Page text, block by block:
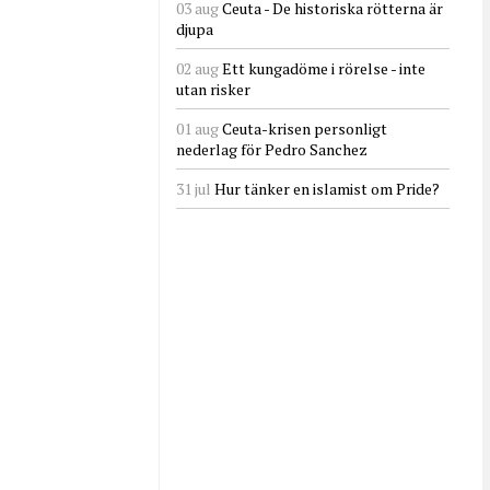
03 augCeuta - De historiska rötterna är
djupa
02 augEtt kungadöme i rörelse - inte
utan risker
01 augCeuta-krisen personligt
nederlag för Pedro Sanchez
31 jul Hur tänker en islamist om Pride?